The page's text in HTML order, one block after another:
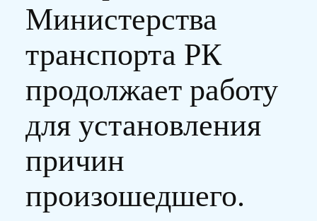
Министерства
транспорта РК
продолжает работу
для установления
причин
произошедшего.